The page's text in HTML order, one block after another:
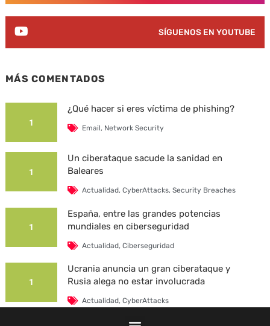
SÍGUENOS EN YOUTUBE
MÁS COMENTADOS
1
¿Qué hacer si eres víctima de phishing?
Email, Network Security
1
Un ciberataque sacude la sanidad en
Baleares
Actualidad,CyberAttacks,Security Breaches
1
España, entre las grandes potencias
mundiales en ciberseguridad
Actualidad,Ciberseguridad
1
Ucrania anuncia un gran ciberataque y
Rusia alega no estar involucrada
Actualidad,CyberAttacks
La Universidad Autónoma de Barcelona es